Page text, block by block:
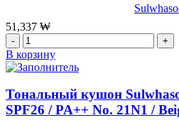
No.520(AMBER),
3
г
51,337 ₩
Количество
товара
Тональный
Sulwhasoo
Perfect
Skin
В корзину
Тональный кушон
SPF26 / PA++ No. 21N1 /